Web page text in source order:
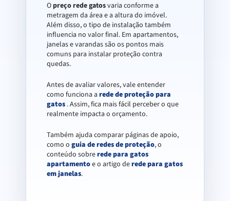
O preço rede gatosvaria conforme a
metragem da área e a altura do imóvel.
Além disso, o tipo de instalação também
influencia no valor final. Em apartamentos,
janelas e varandas são os pontos mais
comuns para instalar proteção contra
quedas.
Antes de avaliar valores, vale entender
como funciona a rede de proteção para
gatos . Assim, fica mais fácil perceber o que
realmente impacta o orçamento.
Também ajuda comparar páginas de apoio,
como o guia de redes de proteção, o
conteúdo sobrerede para gatos
apartamentoe o artigo derede para gatos
em janelas.